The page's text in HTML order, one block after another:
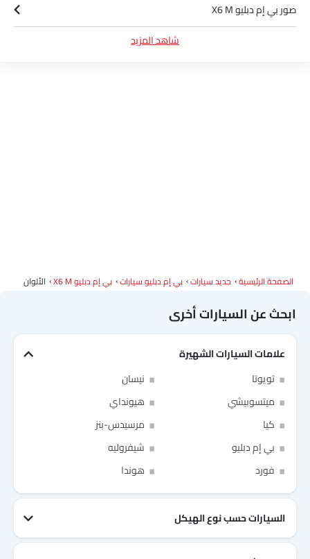
صور بي إم دبليو X6 M
شاهد المزيد
الصفحة الرئيسية جديد سيارات بي إم دبليو سيارات بي إم دبليو X6 M الألوان
ابحث عن السيارات أخرى
علامات السيارات الشهيرة
تويوتا
نيسان
ميتسوبيشي
هيونداي
كيا
مرسيدس-بنز
بي إم دبليو
شيفروليه
فورد
هوندا
السيارات حسب نوع الهيكل
I have read and agree to theشروط الاستخدامand سياسة الخصوصيةof Cardekho
Link Your Google Account
Link Your Facebook Account